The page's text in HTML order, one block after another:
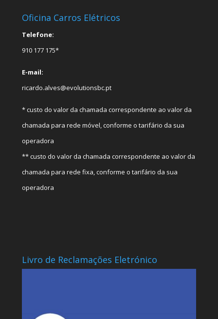
Oficina Carros Elétricos
Telefone:
910 177 175*
E-mail:
ricardo.alves@evolutionsbc.pt
* custo do valor da chamada correspondente ao valor da
chamada para rede móvel, conforme o tarifário da sua
operadora
** custo do valor da chamada correspondente ao valor da
chamada para rede fixa, conforme o tarifário da sua
operadora
Livro de Reclamações Eletrónico